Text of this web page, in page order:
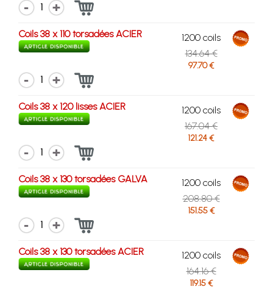
1
Coils 38 x 110 torsadées ACIER
1200 coils
134.64 €
97.70 €
1
Coils 38 x 120 lisses ACIER
1200 coils
167.04 €
121.24 €
1
Coils 38 x 130 torsadées GALVA
1200 coils
208.80 €
151.55 €
1
Coils 38 x 130 torsadées ACIER
1200 coils
164.16 €
119.15 €